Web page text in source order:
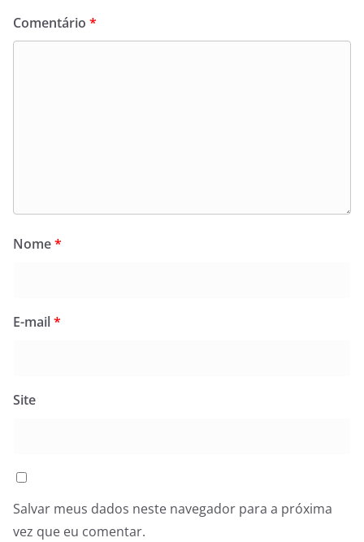
Comentário *
Nome*
E-mail*
Site
Salvar meus dados neste navegador para a próxima
vez que eu comentar.